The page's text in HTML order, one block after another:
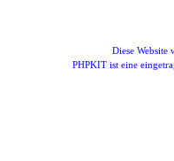
Diese Website
PHPKIT ist eine